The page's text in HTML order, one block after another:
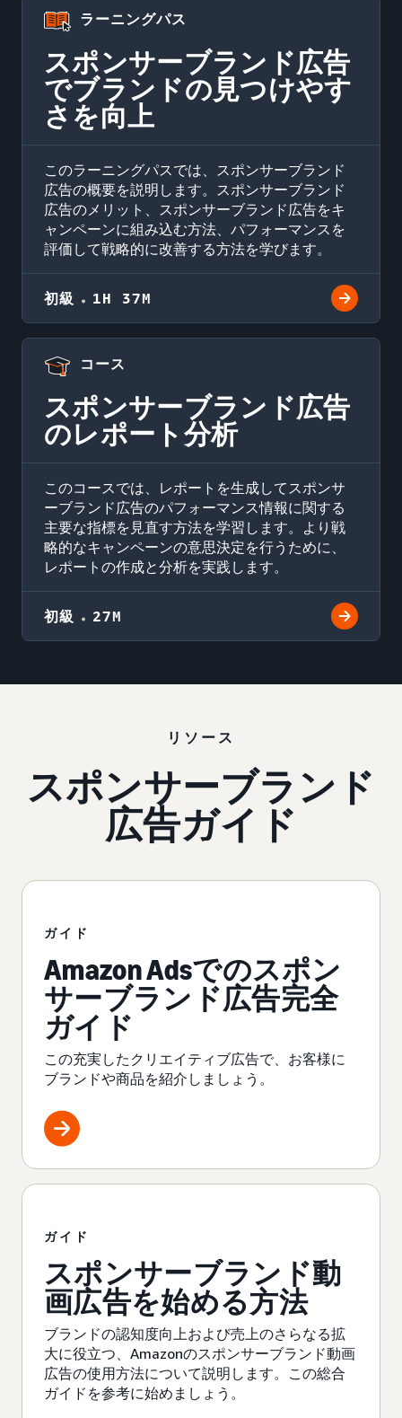
ラーニングパス
スポンサーブランド広告
でブランドの見つけやす
さを向上
このラーニングパスでは、スポンサーブランド
広告の概要を説明します。スポンサーブランド
広告のメリット、スポンサーブランド広告をキ
ャンペーンに組み込む方法、パフォーマンスを
評価して戦略的に改善する方法を学びます。
初級 1H 37M
コース
スポンサーブランド広告
のレポート分析
このコースでは、レポートを生成してスポンサ
ーブランド広告のパフォーマンス情報に関する
主要な指標を見直す方法を学習します。より戦
略的なキャンペーンの意思決定を行うために、
レポートの作成と分析を実践します。
初級 27M
リソース
スポンサーブランド
広告ガイド
ガイド
Amazon Adsでのスポン
サーブランド広告完全
ガイド
この充実したクリエイティブ広告で、お客様に
ブランドや商品を紹介しましょう。
ガイド
スポンサーブランド動
画広告を始める方法
ブランドの認知度向上および売上のさらなる拡
大に役立つ、Amazonのスポンサーブランド動画
広告の使用方法について説明します。この総合
ガイドを参考に始めましょう。